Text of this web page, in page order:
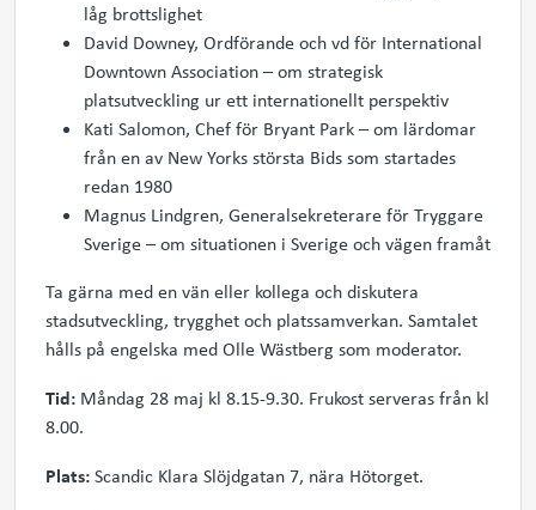
låg brottslighet
David Downey, Ordförande och vd för International
Downtown Association – om strategisk
platsutveckling ur ett internationellt perspektiv
Kati Salomon, Chef för Bryant Park – om lärdomar
från en av New Yorks största Bids som startades
redan 1980
Magnus Lindgren, Generalsekreterare för Tryggare
Sverige – om situationen i Sverige och vägen framåt
Ta gärna med en vän eller kollega och diskutera
stadsutveckling, trygghet och platssamverkan. Samtalet
hålls på engelska med Olle Wästberg som moderator.
Tid: Måndag 28 maj kl 8.15­-9.30. Frukost serveras från kl
8.00.
Plats:Scandic Klara Slöjdgatan 7, nära Hötorget.